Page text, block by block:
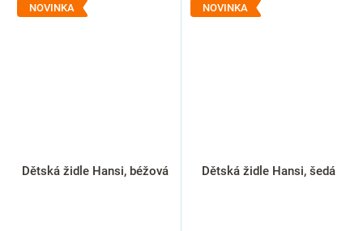
NOVINKA
Dětská židle Hansi, béžová
NOVINKA
Dětská židle Hansi, šedá